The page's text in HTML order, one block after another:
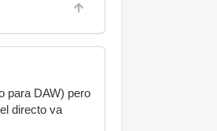
para DAW) pero
directo va